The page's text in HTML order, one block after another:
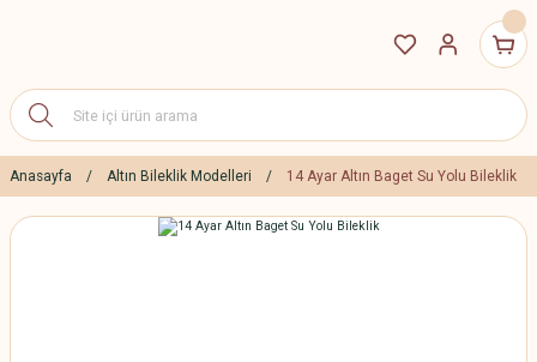
Anasayfa Altın Bileklik Modelleri 14 Ayar Altın Baget Su Yolu Bileklik